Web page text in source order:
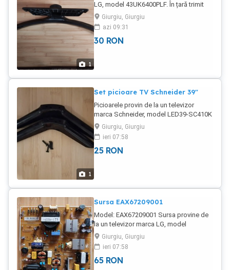
1
LG, model 43UK6400PLF. În țară trimit
prin curier pentru încă 20 lei în plus.
Giurgiu, Giurgiu
azi 09:31
30 RON
1
Set picioare TV Schneider 39"
Picioarele provin de la un televizor
marca Schneider, model LED39-SC410K
În țară trimit contra cost prin curier
pentru încă 20 lei în plus.
Giurgiu, Giurgiu
ieri 07:58
25 RON
Sursa EAX67209001
Model: EAX67209001 Sursa provine de
la un televizor marca LG, model
43UK6300MLB, cu display-ul spart și
este funcțională. În țară trimit contracost
prin curier pentru încă 20 lei în plus.
Giurgiu, Giurgiu
ieri 07:58
65 RON